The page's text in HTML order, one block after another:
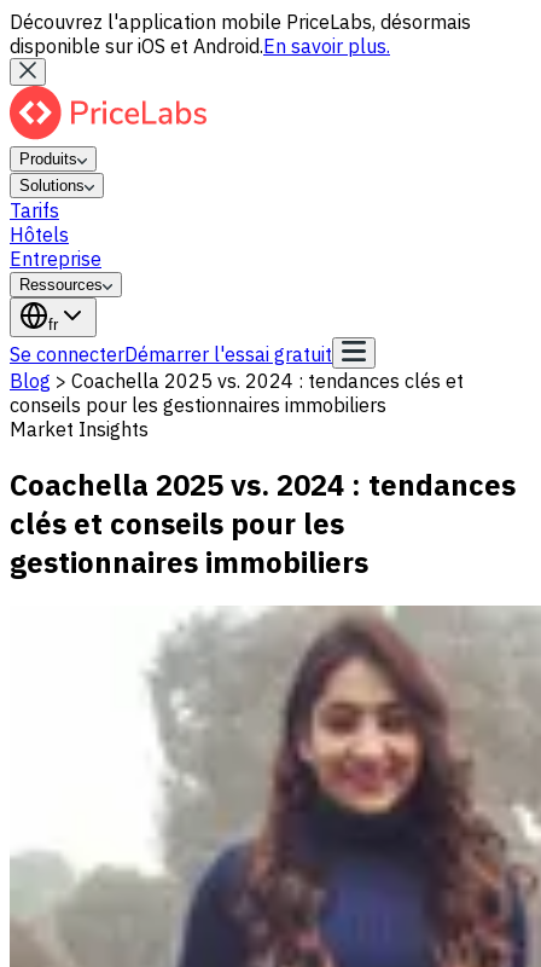
Découvrez l'application mobile PriceLabs, désormais
disponible sur iOS et Android.En savoir plus.
Produits
Solutions
Tarifs
Hôtels
Entreprise
Ressources
fr
Se connecterDémarrer l'essai gratuit
Blog > Coachella 2025 vs. 2024 : tendances clés et
conseils pour les gestionnaires immobiliers
Market Insights
Coachella 2025 vs. 2024 : tendances
clés et conseils pour les
gestionnaires immobiliers